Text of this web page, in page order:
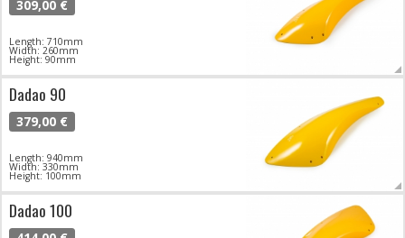
309,00 €
Length: 710mm
Width: 260mm
Height: 90mm
Dadao 90
379,00 €
Length: 940mm
Width: 330mm
Height: 100mm
Dadao 100